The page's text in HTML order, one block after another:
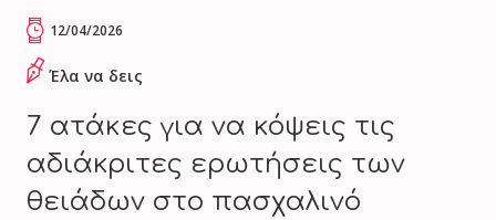
12/04/2026
Έλα να δεις
7 ατάκες για να κόψεις τις
αδιάκριτες ερωτήσεις των
θειάδων στο πασχαλινό